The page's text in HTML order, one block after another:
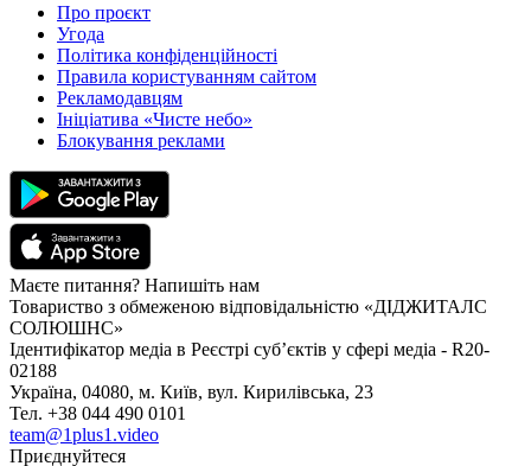
Про проєкт
Угода
Політика конфіденційності
Правила користуванням сайтом
Рекламодавцям
Ініціатива «Чисте небо»
Блокування реклами
Маєте питання? Напишіть нам
Товариство з обмеженою відповідальністю «ДІДЖИТАЛС
СОЛЮШНС»
Ідентифікатор медіа в Реєстрі суб’єктів у сфері медіа - R20-
02188
Україна, 04080, м. Київ, вул. Кирилівська, 23
Тел. +38 044 490 0101
team@1plus1.video
Приєднуйтеся